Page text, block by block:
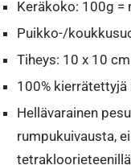
Keräkoko: 100g =
Puikko-/
Tiheys: 10 x 10
100%
Hellävarainen
rumpukuivausta,
tetrakloorieteenillä